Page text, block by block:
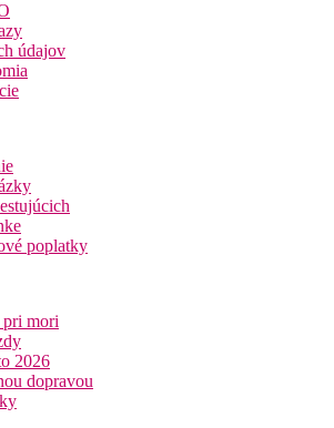
údajov
poplatky
mori
2026
dopravou